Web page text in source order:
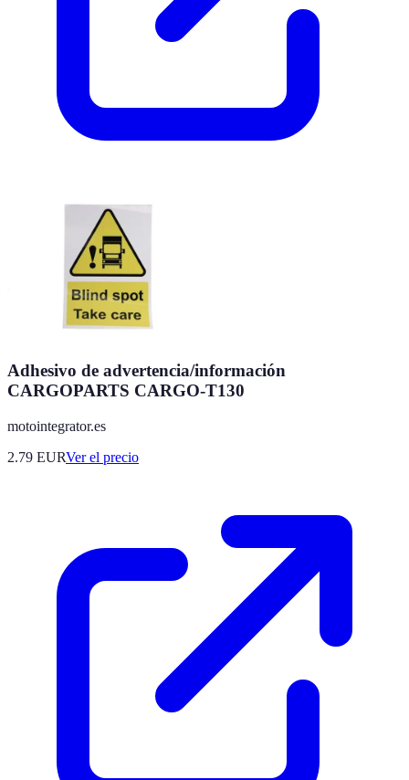
Adhesivo de advertencia/información
CARGOPARTS CARGO-T130
motointegrator.es
2.79 EURVer el precio